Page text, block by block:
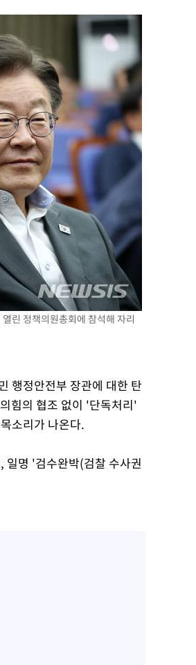
린 정책의원총회에 참석해 자리
행정안전부 장관에 대한 탄
힘의 협조 없이 '단독처리'
소리가 나온다.
일명 '검수완박(검찰 수사권